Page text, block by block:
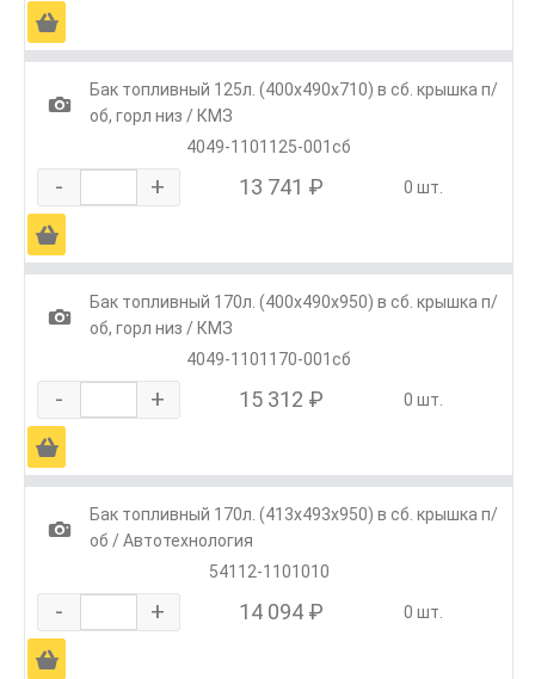
Ä
1
Бак топливный 125л. (400х490х710) в сб. крышка п/
об, горл низ / КМЗ
4049-1101125-001сб
- + 13 741 ₽ 0 шт.
Ä
1
Бак топливный 170л. (400х490х950) в сб. крышка п/
об, горл низ / КМЗ
4049-1101170-001сб
- + 15 312 ₽ 0 шт.
Ä
1
Бак топливный 170л. (413х493х950) в сб. крышка п/
об / Автотехнология
54112-1101010
- + 14 094 ₽ 0 шт.
Ä